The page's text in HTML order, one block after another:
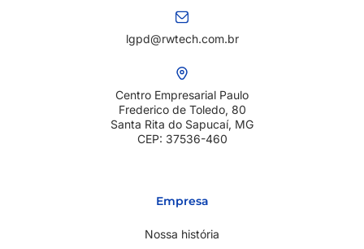
lgpd@rwtech.com.br
Centro Empresarial Paulo
Frederico de Toledo, 80
Santa Rita do Sapucaí, MG
CEP: 37536-460
Empresa
Nossa história